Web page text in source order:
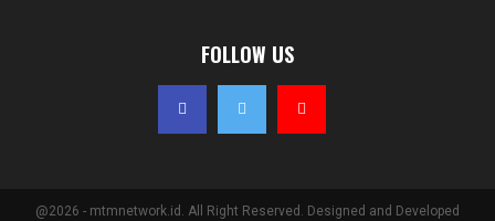
FOLLOW US
@2026 - mtmnetwork.id. All Right Reserved. Designed and Developed